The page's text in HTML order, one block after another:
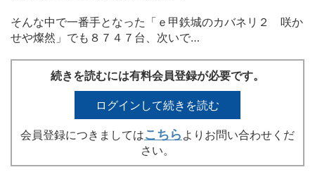
そんな中で一番手となった「ｅ甲鉄城のカバネリ２ 咲か
せや燦然」でも８７４７台、次いで…
続きを読むには有料会員登録が必要です。
ログインして続きを読む
会員登録につきましてはこちら よりお問い合わせくだ
さい。